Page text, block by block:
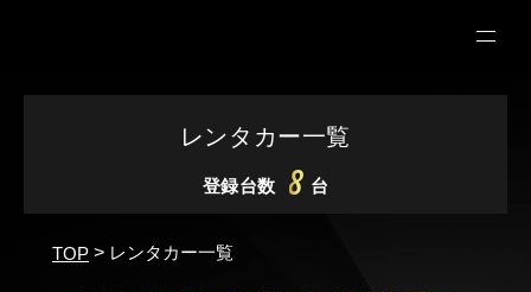
レンタカー一覧
登録台数 8 台
TOP > レンタカー一覧